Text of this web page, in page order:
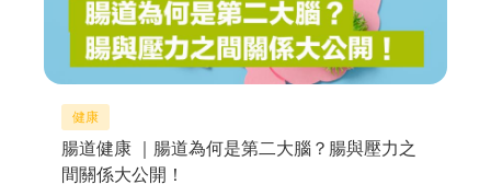
健康
腸道健康 ｜腸道為何是第二大腦？腸與壓力之
間關係大公開！